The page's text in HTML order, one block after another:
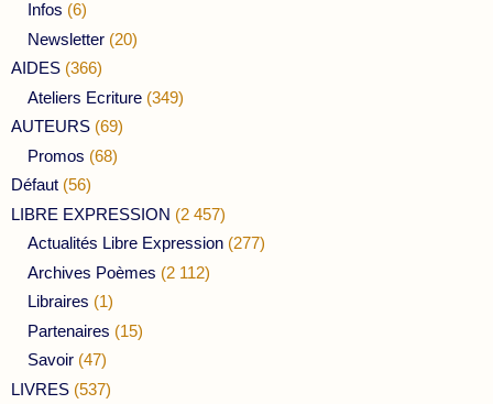
Infos (6)
Newsletter (20)
AIDES (366)
Ateliers Ecriture (349)
AUTEURS (69)
Promos (68)
Défaut (56)
LIBRE EXPRESSION (2 457)
Actualités Libre Expression (277)
Archives Poèmes (2 112)
Libraires (1)
Partenaires (15)
Savoir (47)
LIVRES (537)